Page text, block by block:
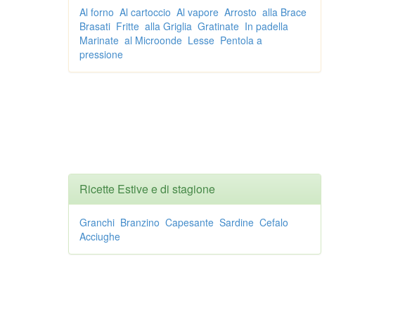
Al forno Al cartoccio Al vapore Arrosto alla Brace
Brasati Fritte alla Griglia Gratinate In padella
Marinate al Microonde Lesse Pentola a
pressione
Ricette Estive e di stagione
Granchi Branzino Capesante Sardine Cefalo
Acciughe